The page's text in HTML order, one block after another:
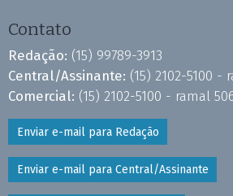
Contato
Redação: (15) 99789-3913
Central/Assinante: (15) 2102-5100 -
Comercial: (15) 2102-5100 - ramal
Enviar e-mail para Redação
Enviar e-mail para Central/Assinante